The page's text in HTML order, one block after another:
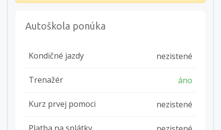
Autoškola ponúka
Kondičné jazdy nezistené
Trenažér áno
Kurz prvej pomoci nezistené